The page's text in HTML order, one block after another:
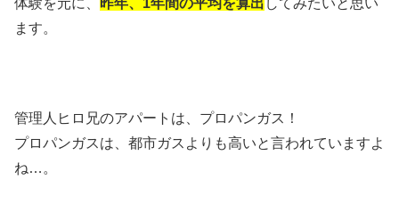
体験を元に、
昨年、1年間の平均を算出 してみたいと思い
ます。
管理人ヒロ兄のアパートは、プロパンガス！
プロパンガスは、都市ガスよりも高いと言われていますよ
ね…。